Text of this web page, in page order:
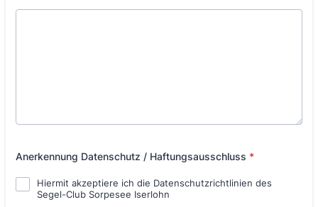
Anerkennung Datenschutz / Haftungsausschluss *
Hiermit akzeptiere ich die Datenschutzrichtlinien des
Segel-Club Sorpesee Iserlohn